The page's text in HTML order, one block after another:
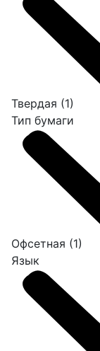
Твердая (1)
Тип бумаги
Офсетная (1)
Язык